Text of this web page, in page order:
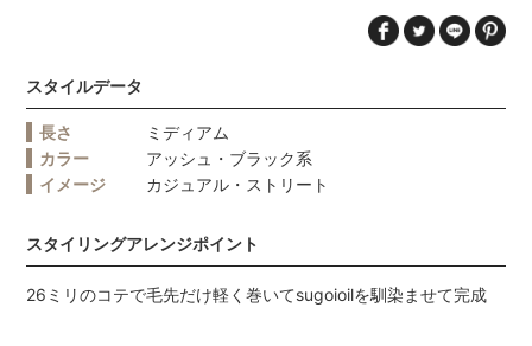
スタイルデータ
長さ
ミディアム
カラー
アッシュ・ブラック系
イメージ
カジュアル・ストリート
スタイリングアレンジポイント
26ミリのコテで毛先だけ軽く巻いてsugoioilを馴染ませて完成